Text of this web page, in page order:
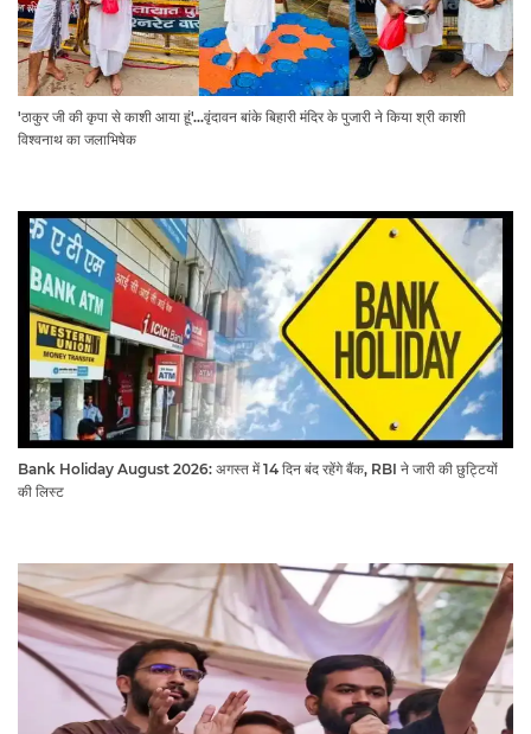
'ठाकुर जी की कृपा से काशी आया हूं'...वृंदावन बांके बिहारी मंदिर के पुजारी ने किया श्री काशी
विश्वनाथ का जलाभिषेक
Bank Holiday August 2026: अगस्त में 14 दिन बंद रहेंगे बैंक, RBI ने जारी की छुट्टियों
की लिस्ट​​​​​​​